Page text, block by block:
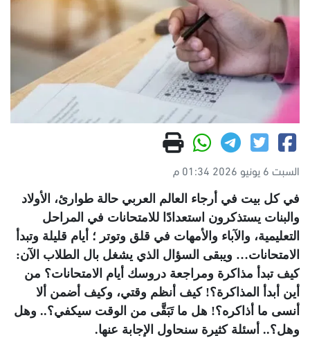
السبت 6 يونيو 2026 01:34 م
في كل بيت في أرجاء العالم العربي حالة طوارئ، الأولاد
والبنات يستذكرون استعدادًا للامتحانات في المراحل
التعليمية، والآباء والأمهات في قلق وتوتر ؛ أيام قليلة وتبدأ
الامتحانات… ويبقى السؤال الذي يشغل بال الطلاب الآن:
كيف تبدأ مذاكرة ومراجعة دروسك أيام الامتحانات؟ من
أين أبدأ المذاكرة؟! كيف أنظم وقتي، وكيف أضمن ألا
أنسى ما أذاكره؟! هل ما تَبَقَّى من الوقت سيكفي؟.. وهل
وهل؟.. أسئلة كثيرة سنحاول الإجابة عنها.